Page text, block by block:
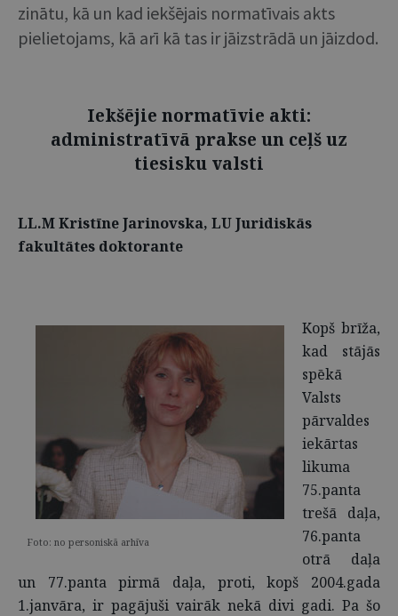
zinātu, kā un kad iekšējais normatīvais akts
pielietojams, kā arī kā tas ir jāizstrādā un jāizdod.
Iekšējie normatīvie akti:
administratīvā prakse un ceļš uz
tiesisku valsti
LL.M Kristīne Jarinovska, LU Juridiskās
fakultātes doktorante
Foto: no personiskā arhīva
Kopš brīža,
kad stājās
spēkā
Valsts
pārvaldes
iekārtas
likuma
75.panta
trešā daļa,
76.panta
otrā daļa
un 77.panta pirmā daļa, proti, kopš 2004.gada
1.janvāra, ir pagājuši vairāk nekā divi gadi. Pa šo